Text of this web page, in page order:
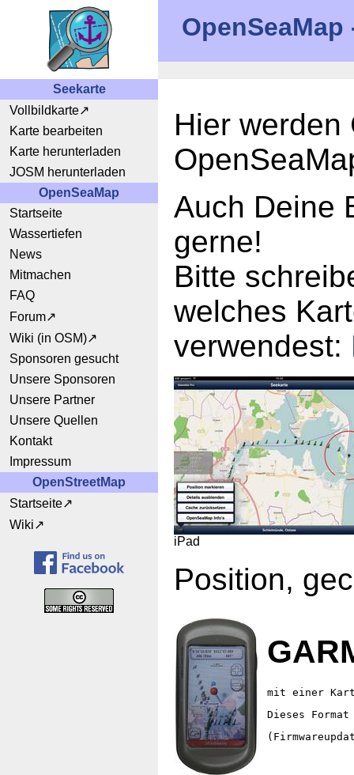
Seekarte
Vollbildkarte
Karte bearbeiten
Karte herunterladen
JOSM herunterladen
OpenSeaMap
Startseite
Wassertiefen
News
Mitmachen
FAQ
Forum
Wiki (in OSM)
Sponsoren gesucht
Unsere Sponsoren
Unsere Partner
Unsere Quellen
Kontakt
Impressum
OpenStreetMap
Startseite
Wiki
Hier werden
Auch Deine
gerne!
Bitte
welches
verwendest:
iPad
Position,
mit einer
Dieses